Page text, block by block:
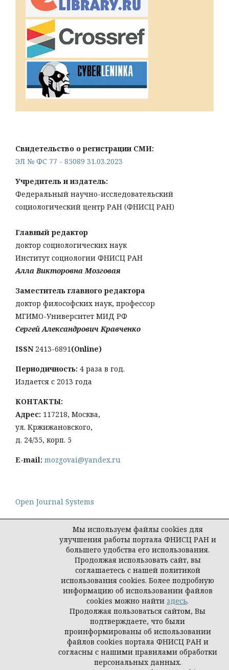
Свидетельство о регистрации СМИ:
ЭЛ № ФС 77 - 85089 31.03.2023
Учредитель и издатель:
Федеральный научно-исследовательский
социологический центр РАН (ФНИСЦ РАН)
Главный редактор
доктор социологических наук
Институт социологии ФНИСЦ РАН
Алла Викторовна Мозговая
Заместитель главного редактора
доктор философских наук, профессор
МГИМО-Университет МИД РФ
Сергей Александрович Кравченко
ISSN 2413-6891(Online)
Периодичность: 4 раза в год.
Издается с 2013 года
КОНТАКТЫ:
Адрес: 117218, Москва,
ул. Кржижановского,
д. 24/35, корп. 5
E-mail: mozgovai@yandex.ru
Open Journal Systems
Политика конфиденциальности персональных
© Социологическая наука и социальная практика,
Мы используем файлы cookies для
улучшения работы портала ФНИСЦ РАН и
большего удобства его использования.
Продолжая использовать сайт, вы
соглашаетесь с нашей политикой
использования cookies. Более подробную
информацию об использовании файлов
cookies можно найти здесь.
Продолжая пользоваться сайтом, Вы
подтверждаете, что были
проинформированы об использовании
файлов cookies портала ФНИСЦ РАН и
согласны с нашими правилами обработки
персональных данных.